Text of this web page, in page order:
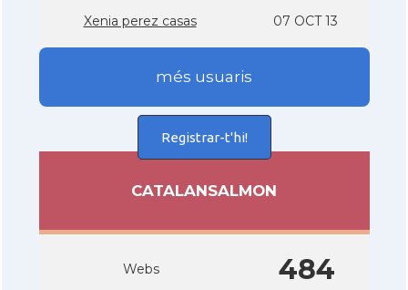
Xenia perez casas 07 OCT 13
més usuaris
Registrar-t'hi!
CATALANSALMON
Webs 484